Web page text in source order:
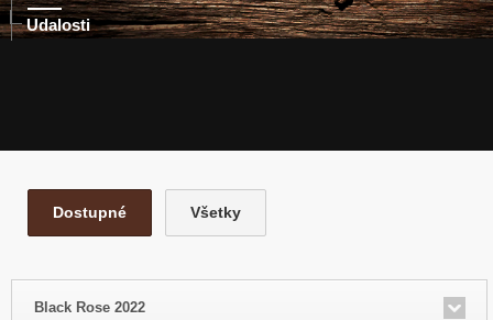
Udalosti
Dostupné Všetky
Black Rose 2022